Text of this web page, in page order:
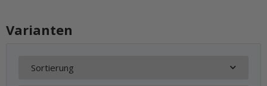
Varianten
Sortierung